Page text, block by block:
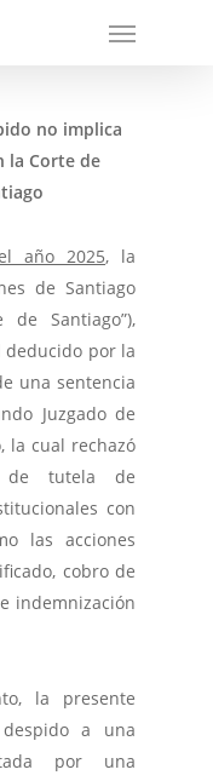
no implica
la Corte de
año 2025, la
de Santiago
Santiago”),
por la
una sentencia
Juzgado de
la cual rechazó
de tutela de
con
las acciones
cobro de
indemnización
la presente
a una
por una